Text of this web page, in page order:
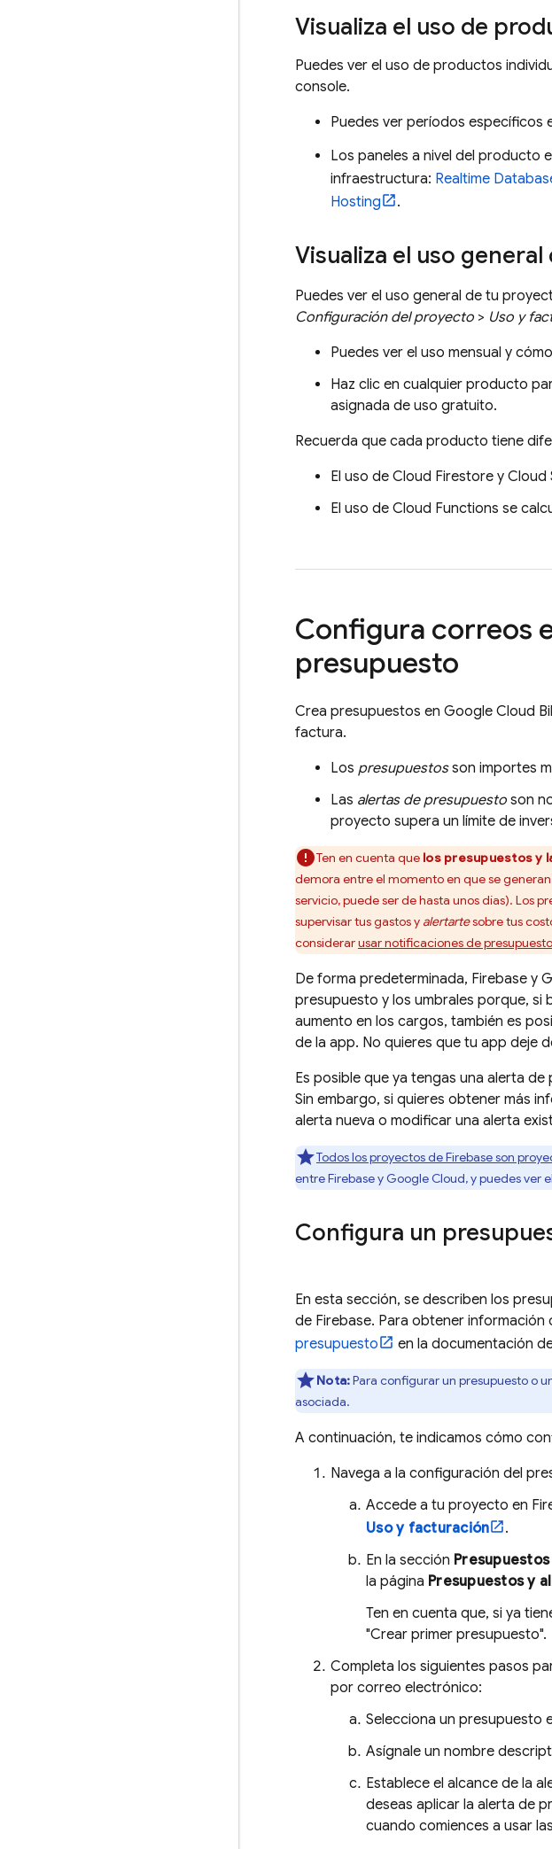
Visualiza el uso de
Puedes ver el uso de productos
console.
Puedes ver períodos específicos
Los paneles a nivel del producto
infraestructura: Realtime
Hosting
.
Visualiza el uso
Puedes ver el uso general de tu
Configuración del proyecto > Uso y
Puedes ver el uso mensual y
Haz clic en cualquier producto
asignada de uso gratuito.
Recuerda que cada producto tiene
El uso de Cloud Firestore y Cloud
El uso de Cloud Functions se
Configura correos
presupuesto
Crea presupuestos en Google Cloud
factura.
Los presupuestosson importes
Las alertas de presupuesto son
proyecto supera un límite de
Ten en cuenta que los presupuestos y
demora entre el momento en que se
servicio, puede ser de hasta unos días). Los
supervisar tus gastos y alertartesobre tus
considerarusar notificaciones de
De forma predeterminada, Firebase y
presupuesto y los umbrales porque, si
aumento en los cargos, también es
de la app. No quieres que tu app deje
Es posible que ya tengas una alerta
Sin embargo, si quieres obtener más
alerta nueva o modificar una alerta
Todos los proyectos de Firebase son
entre Firebase y Google Cloud, y puedes ver
Configura un
En esta sección, se describen los
de Firebase. Para obtener
presupuesto
en la documentación
Nota:Para configurar un presupuesto o
asociada.
A continuación, te indicamos cómo
Navega a la configuración del
Accede a tu proyecto en
Uso y facturación
.
En la sección
la página Presupuestos y
Ten en cuenta que, si ya
"Crear primer presupuesto".
Completa los siguientes pasos
por correo electrónico:
Selecciona un presupuesto
Asígnale un nombre
Establece el alcance de la
deseas aplicar la alerta de
cuando comiences a usar